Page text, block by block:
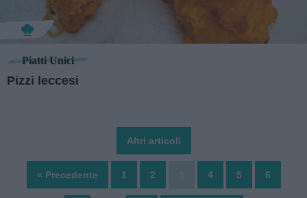
Piatti Unici
Pizzi leccesi
Altri articoli
« Precedente 1 2 4 5 6